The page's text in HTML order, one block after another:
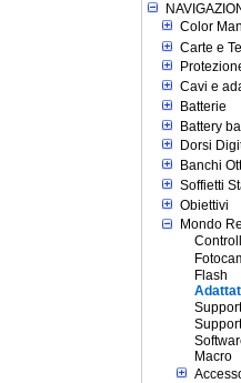
Color
Carte e
Cavi e
Batterie
Battery
Dorsi
Banchi
Soffietti
Obiettivi
Mondo
Flash
Macro